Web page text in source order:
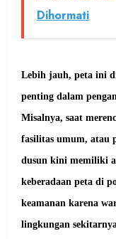
Dihormati
Lebih jauh, peta ini
penting dalam
Misalnya, saat
fasilitas umum, atau
dusun kini memiliki
keberadaan peta di
keamanan karena
lingkungan